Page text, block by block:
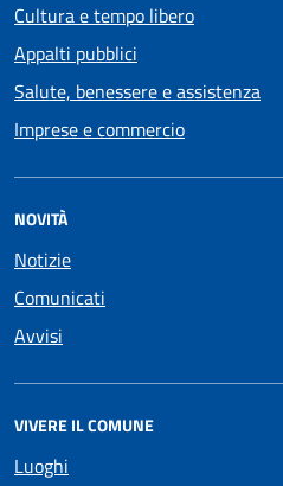
Cultura e tempo libero
Appalti pubblici
Salute, benessere e assistenza
Imprese e commercio
NOVITÀ
Notizie
Comunicati
Avvisi
VIVERE IL COMUNE
Luoghi